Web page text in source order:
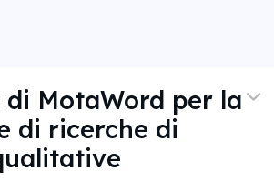
MotaWord per la
di ricerche di